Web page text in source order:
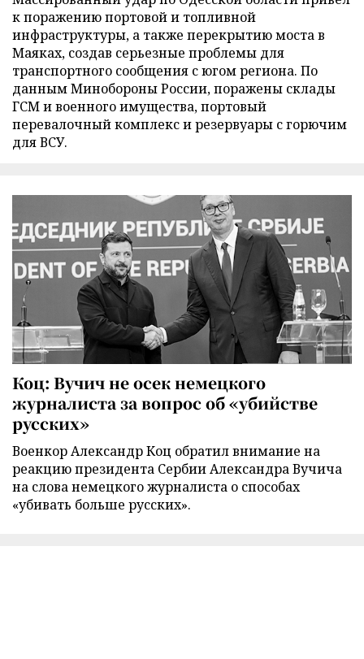
к поражению портовой и топливной
инфраструктуры, а также перекрытию моста в
Маяках, создав серьезные проблемы для
транспортного сообщения с югом региона. По
данным Минобороны России, поражены склады
ГСМ и военного имущества, портовый
перевалочный комплекс и резервуары с горючим
для ВСУ.
Коц: Вучич не осек немецкого
журналиста за вопрос об «убийстве
русских»
Военкор Александр Коц обратил внимание на
реакцию президента Сербии Александра Вучича
на слова немецкого журналиста о способах
«убивать больше русских».